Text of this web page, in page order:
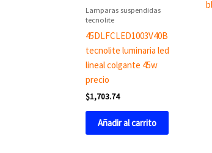
Lamparas suspendidas
tecnolite
45DLFCLED1003V40B
tecnolite luminaria led
lineal colgante 45w
precio
$1,703.74
Añadir al carrito